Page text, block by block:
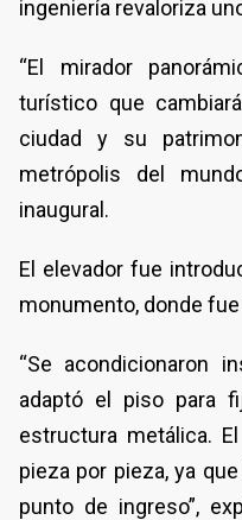
ingeniería revaloriza
“El mirador
turístico que
ciudad y su
metrópolis del
inaugural.
El elevador fue
monumento, donde
“Se acondicionaron
adaptó el piso para
estructura metálica.
pieza por pieza, ya
punto de ingreso”,